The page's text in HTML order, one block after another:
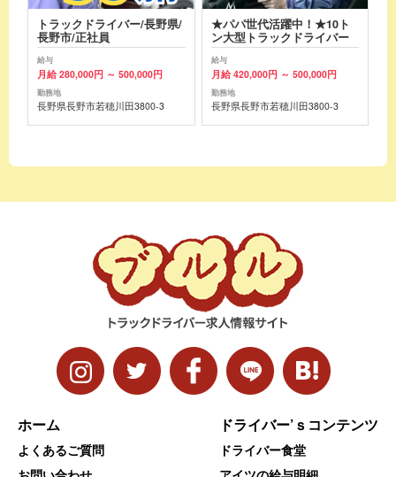
トラックドライバー/長野県/
長野市/正社員
給与
月給 280,000円 ～ 500,000円
勤務地
長野県長野市若穂川田3800-3
★パパ世代活躍中！★10ト
ン大型トラックドライバー
給与
月給 420,000円 ～ 500,000円
勤務地
長野県長野市若穂川田3800-3
ホーム
よくあるご質問
ドライバー’ｓコンテンツ
ドライバー食堂